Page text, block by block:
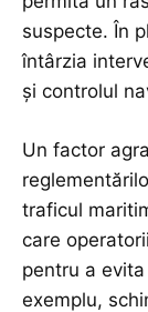
suspecte. În
întârzia
și controlul
Un factor
traficul
care
pentru a
exemplu,